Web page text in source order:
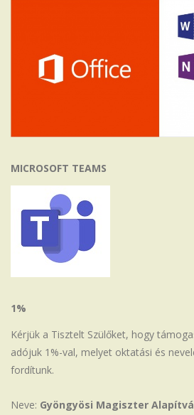
MICROSOFT TEAMS
1%
Kérjük a Tisztelt Szülőket, hogy
adójuk 1%-val, melyet oktatási és
fordítunk.
Neve: Gyöngyösi Magiszter